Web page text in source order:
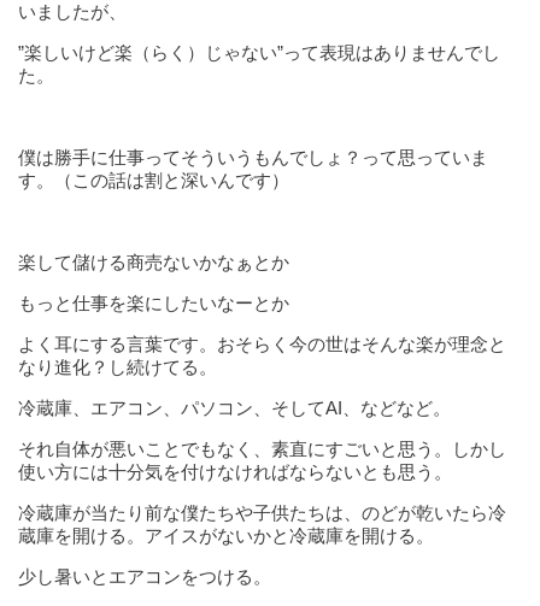
いましたが、
”楽しいけど楽（らく）じゃない”って表現はありませんでし
た。
僕は勝手に仕事ってそういうもんでしょ？って思っていま
す。（この話は割と深いんです）
楽して儲ける商売ないかなぁとか
もっと仕事を楽にしたいなーとか
よく耳にする言葉です。おそらく今の世はそんな楽が理念と
なり進化？し続けてる。
冷蔵庫、エアコン、パソコン、そしてAI、などなど。
それ自体が悪いことでもなく、素直にすごいと思う。しかし
使い方には十分気を付けなければならないとも思う。
冷蔵庫が当たり前な僕たちや子供たちは、のどが乾いたら冷
蔵庫を開ける。アイスがないかと冷蔵庫を開ける。
少し暑いとエアコンをつける。